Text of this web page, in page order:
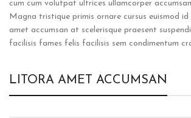
cum cum volutpat ultrices ullamcorper
Magna tristique primis ornare cursus euismod
amet accumsan at scelerisque praesent
facilisis fames felis facilisis sem condimentum
LITORA AMET ACCUMSAN